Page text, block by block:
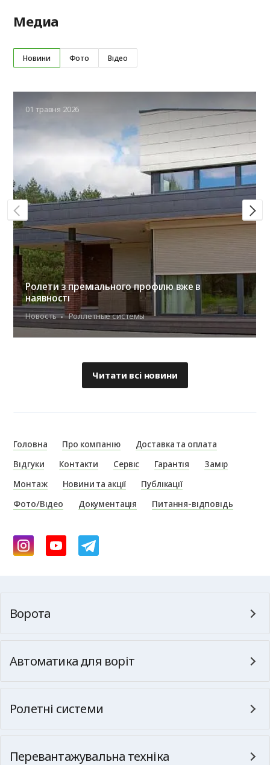
Медиа
Новини Фото Відео
01 травня 2026
Ролети з преміального профілю вже в
наявності
Новость Роллетные системы
Читати всі новини
Головна Про компанію
Доставка та оплата
Відгуки
Контакти Сервіс Гарантія
Замір
Монтаж
Новини та акції
Публікації
Фото/Відео
Документація Питання-відповідь
Ворота
Автоматика для воріт
Ролетні системи
Перевантажувальна техніка